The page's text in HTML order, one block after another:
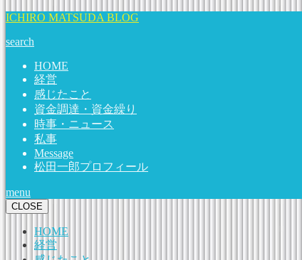
ICHIRO MATSUDA BLOG
search
HOME
経営
感じたこと
資金調達・資金繰り
時事・ニュース
私事
Message
松田一郎プロフィール
menu
CLOSE
HOME
経営